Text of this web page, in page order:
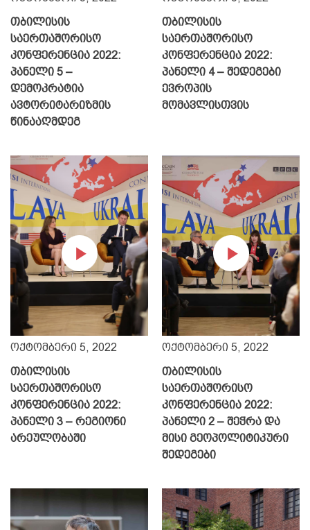
თბილისის
საერთაშორისო
კონფერენცია 2022:
პანელი 5 –
დემოკრატია
ავტორიტარიზმის
წინააღმდეგ
თბილისის
საერთაშორისო
კონფერენცია 2022:
პანელი 4 – შედეგები
ევროპის
მომავლისთვის
ოქტომბერი 5, 2022
თბილისის
საერთაშორისო
კონფერენცია 2022:
პანელი 3 – რეგიონი
არეულობაში
ოქტომბერი 5, 2022
თბილისის
საერთაშორისო
კონფერენცია 2022:
პანელი 2 – შეჭრა და
მისი გეოპოლიტიკური
შედეგები